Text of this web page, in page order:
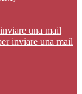
una mail
inviare una mail